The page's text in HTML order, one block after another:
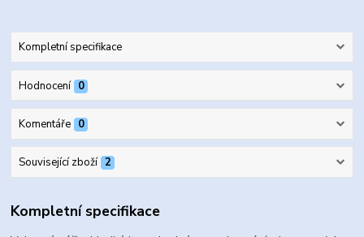
Kompletní specifikace
Hodnocení 0
Komentáře 0
Související zboží 2
Kompletní specifikace